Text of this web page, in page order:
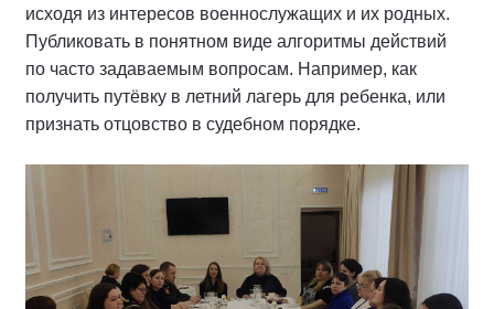
исходя из интересов военнослужащих и их родных.
Публиковать в понятном виде алгоритмы действий
по часто задаваемым вопросам. Например, как
получить путёвку в летний лагерь для ребенка, или
признать отцовство в судебном порядке.